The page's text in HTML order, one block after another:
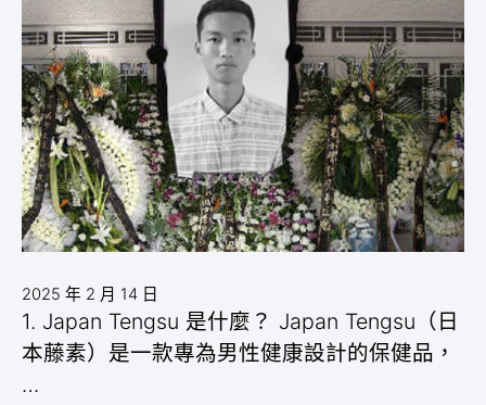
2025 年 2 月 14 日
1. Japan Tengsu 是什麼？ Japan Tengsu（日
本藤素）是一款專為男性健康設計的保健品，
…